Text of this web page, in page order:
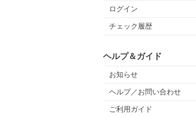
ログイン
チェック履歴
ヘルプ＆ガイド
お知らせ
ヘルプ／お問い合わせ
ご利用ガイド